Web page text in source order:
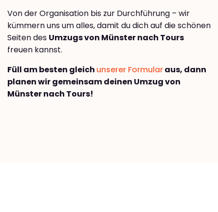
Von der Organisation bis zur Durchführung – wir
kümmern uns um alles, damit du dich auf die schönen
Seiten des Umzugs von Münster nach Tours
freuen kannst.
Füll am besten gleich unserer Formularaus, dann
planen wir gemeinsam deinen Umzug von
Münster nach Tours!